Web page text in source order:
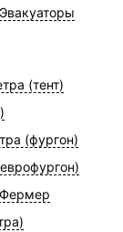
Эвакуаторы
(тент)
(фургон)
Фермер